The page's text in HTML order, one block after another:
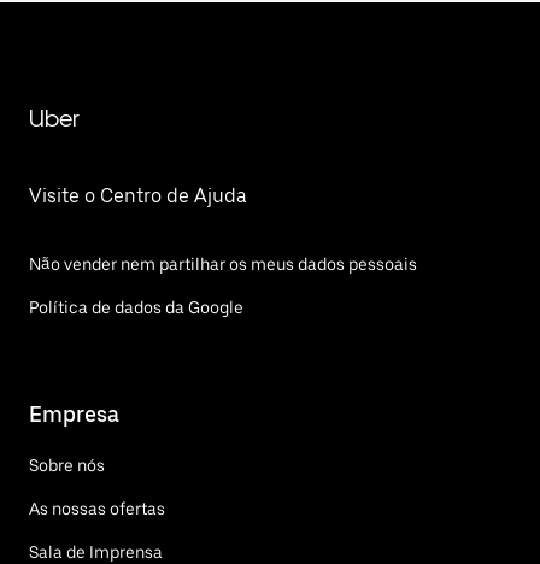
Uber
Visite o Centro de Ajuda
Não vender nem partilhar os meus dados pessoais
Política de dados da Google
Empresa
Sobre nós
As nossas ofertas
Sala de Imprensa